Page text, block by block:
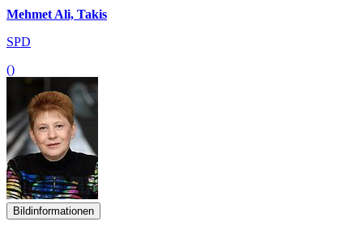
Mehmet Ali, Takis
SPD
()
Bildinformationen